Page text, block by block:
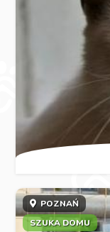
POZNAŃ
SZUKA DOMU